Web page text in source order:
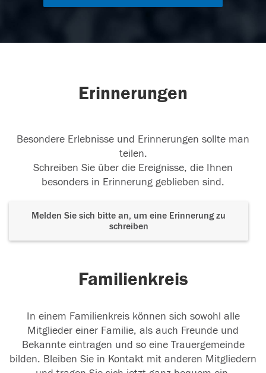
Erinnerungen
Besondere Erlebnisse und Erinnerungen sollte man
teilen.
Schreiben Sie über die Ereignisse, die Ihnen
besonders in Erinnerung geblieben sind.
Melden Sie sich bitte an, um eine Erinnerung zu
schreiben
Familienkreis
In einem Familienkreis können sich sowohl alle
Mitglieder einer Familie, als auch Freunde und
Bekannte eintragen und so eine Trauergemeinde
bilden. Bleiben Sie in Kontakt mit anderen Mitgliedern